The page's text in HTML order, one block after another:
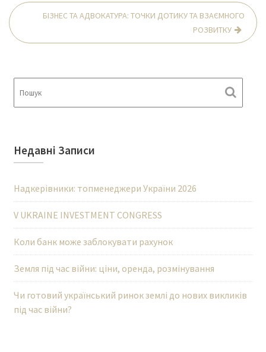
БІЗНЕС ТА АДВОКАТУРА: ТОЧКИ ДОТИКУ ТА ВЗАЄМНОГО
РОЗВИТКУ
Недавні Записи
Надкерівники: топменеджери України 2026
V UKRAINE INVESTMENT CONGRESS
Коли банк може заблокувати рахунок
Земля під час війни: ціни, оренда, розмінування
Чи готовий український ринок землі до нових викликів
під час війни?